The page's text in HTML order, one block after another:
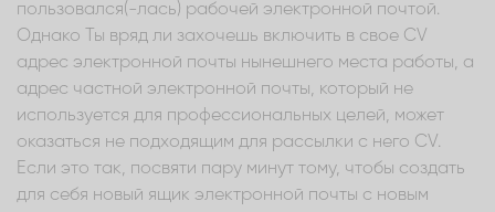
пользовался(-лась) рабочей электронной почтой.
Однако Ты вряд ли захочешь включить в свое CV
адрес электронной почты нынешнего места работы, а
адрес частной электронной почты, который не
используется для профессиональных целей, может
оказаться не подходящим для рассылки с него CV.
Если это так, посвяти пару минут тому, чтобы создать
для себя новый ящик электронной почты с новым